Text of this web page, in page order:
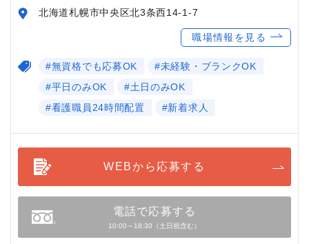
北海道札幌市中央区北3条西14-1-7
職場情報を見る
#無資格でも応募OK
#未経験・ブランクOK
#平日のみOK
#土日のみOK
#看護職員24時間配置
#新着求人
WEBから応募する
電話で応募する
10:00～18:30（土日祝含む）